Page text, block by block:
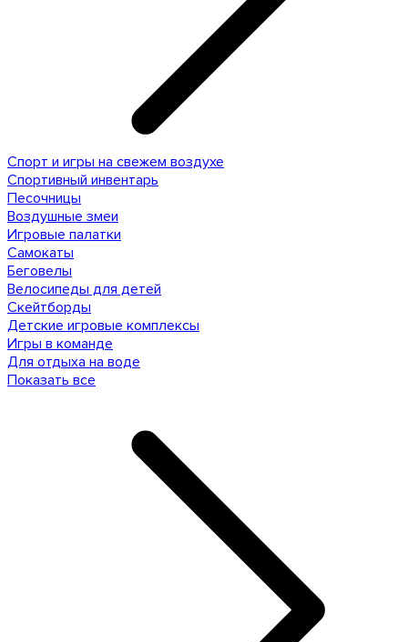
Спорт и игры на свежем воздухе
Спортивный инвентарь
Песочницы
Воздушные змеи
Игровые палатки
Самокаты
Беговелы
Велосипеды для детей
Скейтборды
Детские игровые комплексы
Игры в команде
Для отдыха на воде
Показать все